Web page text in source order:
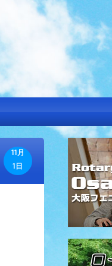
11月
1日